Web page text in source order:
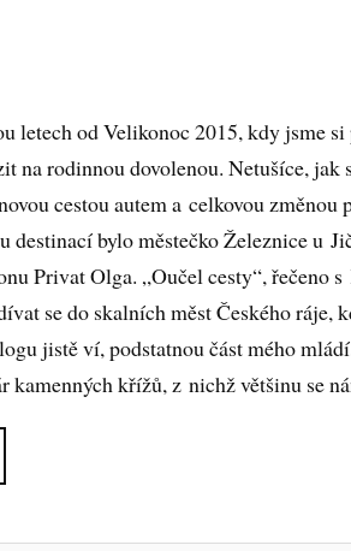
letech od Velikonoc 2015, kdy jsme
na rodinnou dovolenou. Netušíce, jak
cestou autem a celkovou
destinací bylo městečko Železnice u
Privat Olga. „Oučel cesty“, řečeno
se do skalních měst Českého ráje,
jistě ví, podstatnou část mého
kamenných křížů, z nichž většinu se